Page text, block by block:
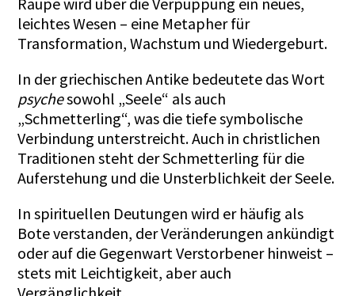
leichtes Wesen – eine Metapher für
Transformation, Wachstum und Wiedergeburt.
In der griechischen Antike bedeutete das Wort
psychesowohl „Seele“ als auch
„Schmetterling“, was die tiefe symbolische
Verbindung unterstreicht. Auch in christlichen
Traditionen steht der Schmetterling für die
Auferstehung und die Unsterblichkeit der Seele.
In spirituellen Deutungen wird er häufig als
Bote verstanden, der Veränderungen ankündigt
oder auf die Gegenwart Verstorbener hinweist –
stets mit Leichtigkeit, aber auch